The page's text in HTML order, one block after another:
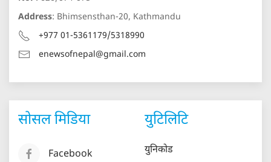
Address: Bhimsensthan-20, Kathmandu
+977 01-5361179/5318990
enewsofnepal@gmail.com
सोसल मिडिया
Facebook
युटिलिटि
युनिकोड